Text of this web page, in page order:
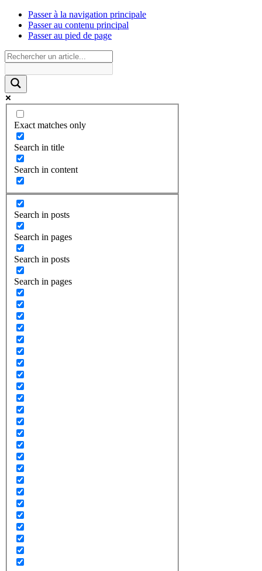
Passer à la navigation principale
Passer au contenu principal
Passer au pied de page
Exact matches only
Search in title
Search in content
Search in posts
Search in pages
Search in posts
Search in pages